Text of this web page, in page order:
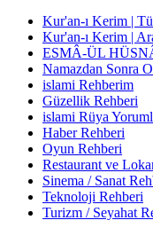
Kur'an-ı Kerim |
Kur'an-ı Kerim |
ESMÂ-ÜL
Namazdan Sonra
islami Rehberim
Güzellik Rehberi
islami Rüya
Haber Rehberi
Oyun Rehberi
Restaurant ve
Sinema / Sanat
Teknoloji Rehberi
Turizm / Seyahat